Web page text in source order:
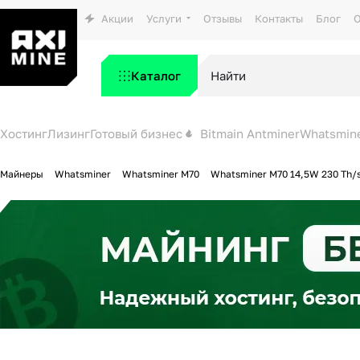
Акции Услуги Отзывы Контакты Блог
Каталог
ХостингЛизингГотовый бизнес Bitmain Antminer
Майнеры Whatsminer Whatsminer M70 Whatsminer M70 14,5W 230 Th/